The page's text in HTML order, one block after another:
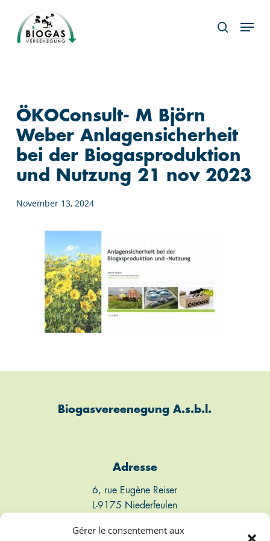
Gérer le consentement aux
main
search
ÖKOConsult- M Björn
Weber Anlagensicherheit
bei der Biogasproduktion
und Nutzung 21 nov 2023
November 13, 2024
Biogasvereenegung A.s.b.l.
Adresse
6, rue Eugène Reiser
L-9175 Niederfeulen